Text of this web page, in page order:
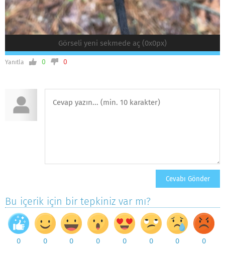
Görseli yeni sekmede aç (0x0px)
Yanıtla 0 0
Bu içerik için bir tepkiniz var mı?
0 0 0 0 0 0 0 0